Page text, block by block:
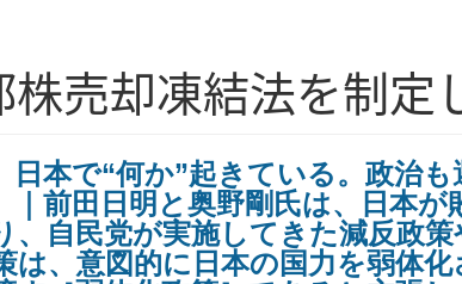
売却凍結法を制定
日本で“何か”起きている。政治
｜前田日明と奥野剛氏は、日本
、自民党が実施してきた減反政
は、意図的に日本の国力を弱体